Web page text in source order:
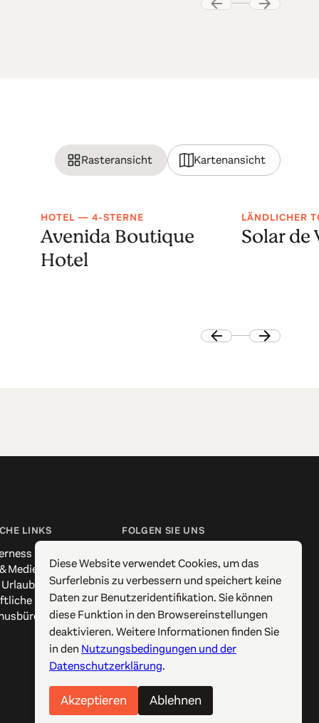
Rasteransicht Kartenansicht
HOTEL — 4-STERNE
Avenida Boutique
Hotel
LÄNDLICHER
Solar de
LINKS
Medien
Kontakte
FOLGEN SIE UNS
Instagram
X / Twitter
Pinterest
YouTube
Diese Website verwendet Cookies, um das
Surferlebnis zu verbessern und speichert keine
Daten zur Benutzeridentifikation. Sie können
diese Funktion in den Browsereinstellungen
deaktivieren. Weitere Informationen finden Sie
in den Nutzungsbedingungen und der
Datenschutzerklärung.
Akzeptieren Ablehnen